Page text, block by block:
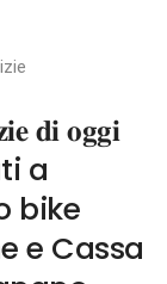
𝐝𝐢 𝐨𝐠𝐠𝐢
a
bike
e Cassa